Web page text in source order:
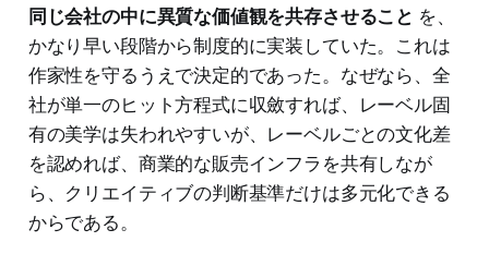
同じ会社の中に異質な価値観を共存させること を、
かなり早い段階から制度的に実装していた。これは
作家性を守るうえで決定的であった。なぜなら、全
社が単一のヒット方程式に収斂すれば、レーベル固
有の美学は失われやすいが、レーベルごとの文化差
を認めれば、商業的な販売インフラを共有しなが
ら、クリエイティブの判断基準だけは多元化できる
からである。